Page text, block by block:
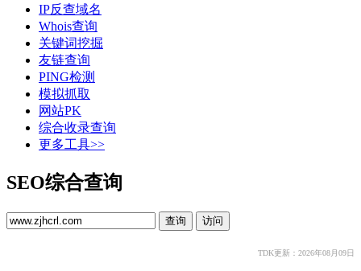
IP反查域名
Whois查询
关键词挖掘
友链查询
PING检测
模拟抓取
网站PK
综合收录查询
更多工具>>
SEO综合查询
TDK更新：2026年08月09日